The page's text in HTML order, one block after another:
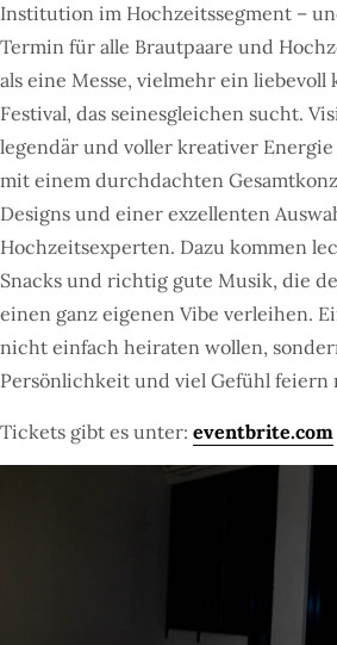
Institution im Hochzeitssegment –
Termin für alle Brautpaare und
als eine Messe, vielmehr ein
Festival, das seinesgleichen sucht.
legendär und voller kreativer
mit einem durchdachten
Designs und einer exzellenten
Hochzeitsexperten. Dazu kommen
Snacks und richtig gute Musik, die
einen ganz eigenen Vibe verleihen.
nicht einfach heiraten wollen,
Persönlichkeit und viel Gefühl feiern
Tickets gibt es unter: eventbrite.com